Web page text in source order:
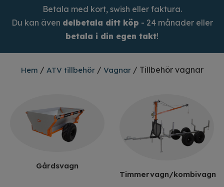
säkrare. Du hittar också spännband,
redskapshållare och däck. Oavsett om du
använder din ATV i jobbet eller för fritid har vi
med hög kvalitet i fokus.
Betala med kort, swish eller faktura.
Du kan även delbetala ditt köp - 24 månader eller
betala i din egen takt!
Hem / ATV tillbehör/ Vagnar/ Tillbehör vagnar
Gårdsvagn
Timmervagn/kombivagn